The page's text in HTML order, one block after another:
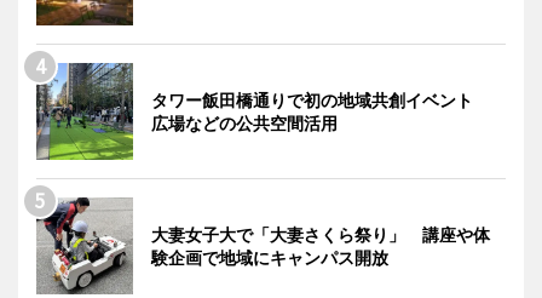
タワー飯田橋通りで初の地域共創イベント
広場などの公共空間活用
大妻女子大で「大妻さくら祭り」 講座や体
験企画で地域にキャンパス開放